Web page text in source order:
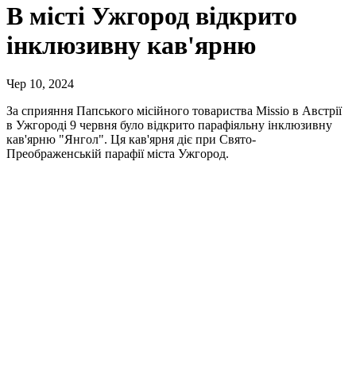
В місті Ужгород відкрито
інклюзивну кав'ярню
Чер 10, 2024
За сприяння Папського місійного товариства Missio в Австрії
в Ужгороді 9 червня було відкрито парафіяльну інклюзивну
кав'ярню "Янгол". Ця кав'ярня діє при Свято-
Преображенській парафії міста Ужгород.